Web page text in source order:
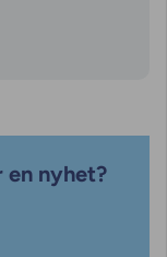
en nyhet?